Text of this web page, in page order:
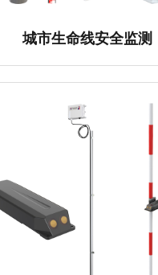
城市生命线安全监测